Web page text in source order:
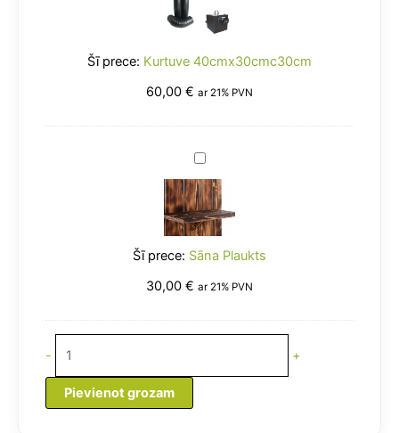
Kurtuve 40cmx30cmc30cm
60,00 € ar 21% PVN
Sāna
Plaukts
Sāna Plaukts
30,00 € ar 21% PVN
- +
Pievienot grozam